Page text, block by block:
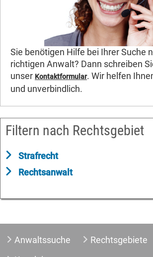
Sie benötigen Hilfe bei Ihrer Suche
richtigen Anwalt? Dann schreiben
unser Kontaktformular. Wir helfen
und unverbindlich.
Filtern nach Rechtsgebiet
Strafrecht
Rechtsanwalt
Anwaltssuche Rechtsgebiete